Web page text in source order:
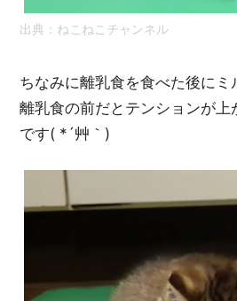
出典： ねこねこチャンネル
ちなみに離乳食を食べた後にミ
離乳食の前だとテンションが
です( *´艸｀)